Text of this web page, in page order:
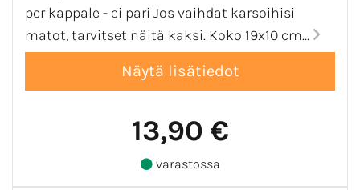
per kappale - ei pari Jos vaihdat karsoihisi
matot, tarvitset näitä kaksi. Koko 19x10 cm...
13,90 €
varastossa